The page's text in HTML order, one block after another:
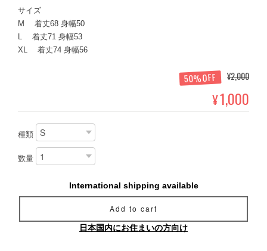
サイズ
M 着丈68 身幅50
L 着丈71 身幅53
XL 着丈74 身幅56
50%OFF ¥2,000
¥1,000
種類
数量
International shipping available
Add to cart
日本国内にお住まいの方向け